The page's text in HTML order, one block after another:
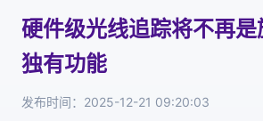
硬件级光线追踪将不再
独有功能
发布时间：2025-12-21 09:20:03